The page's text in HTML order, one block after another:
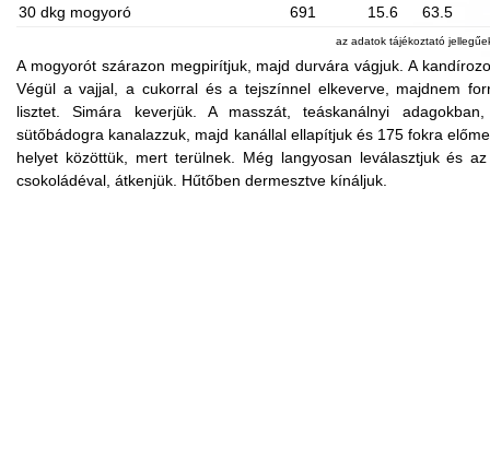
30 dkg mogyoró
691 15.6 63.5
az adatok tájékoztató
A mogyorót szárazon megpirítjuk, majd durvára vágjuk. A
Végül a vajjal, a cukorral és a tejszínnel elkeverve, majdnem
lisztet. Simára keverjük. A masszát, teáskanálnyi
sütőbádogra kanalazzuk, majd kanállal ellapítjuk és 175 fokra
helyet közöttük, mert terülnek. Még langyosan leválasztjuk és
csokoládéval, átkenjük. Hűtőben dermesztve kínáljuk.